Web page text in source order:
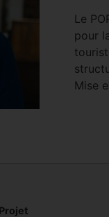
Le
pour
Mise
Projet